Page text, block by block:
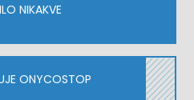
NIKAKVE
ONYCOSTOP